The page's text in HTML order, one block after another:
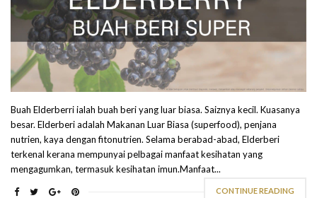
Buah Elderberri ialah buah beri yang luar biasa. Saiznya kecil. Kuasanya
besar. Elderberi adalah Makanan Luar Biasa (superfood), penjana
nutrien, kaya dengan fitonutrien. Selama berabad-abad, Elderberi
terkenal kerana mempunyai pelbagai manfaat kesihatan yang
mengagumkan, termasuk kesihatan imun.Manfaat...
CONTINUE READING